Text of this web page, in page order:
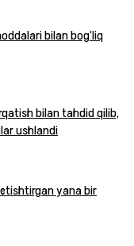
bilan bog‘liq
bilan tahdid qilib,
ushlandi
yana bir